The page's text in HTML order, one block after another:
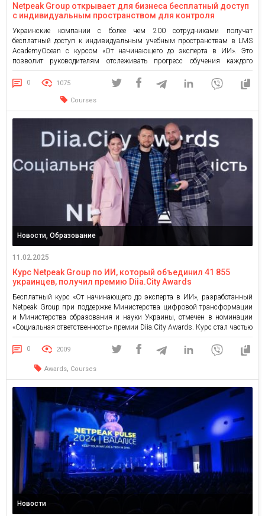
Netpeak Group открывает для бизнеса бесплатный доступ
с индивидуальным пространством для контроля
Украинские компании с более чем 200 сотрудниками получат
бесплатный доступ к индивидуальным учебным пространствам в LMS
AcademyOcean с курсом «От начинающего до эксперта в ИИ». Это
позволит руководителям отслеживать прогресс обучения каждого
сотрудника и компании в целом, видеть полученные сертификаты и
формировать стратегию обучения команды в направлении ИИ на основе
детальной статистики. Netpeak Group запускает […]
0 1075
Courses
Новости, Образование
11.02.2025
Курс Netpeak Group по ИИ, который объединил 41 855
украинцев, получил премию Diia.City Awards
Бесплатный курс «От начинающего до эксперта в ИИ», разработанный
Netpeak Group при поддержке Министерства цифровой трансформации
и Министерства образования и науки Украины, отмечен в номинации
«Социальная ответственность» премии Diia.City Awards. Курс стал частью
стратегии Минцифры до 2030 года — вывести Украину в топ-3 мировых
лидеров в разработке и внедрении решений на основе искусственного
интеллекта. С […]
0 2009
Awards, Courses
Новости